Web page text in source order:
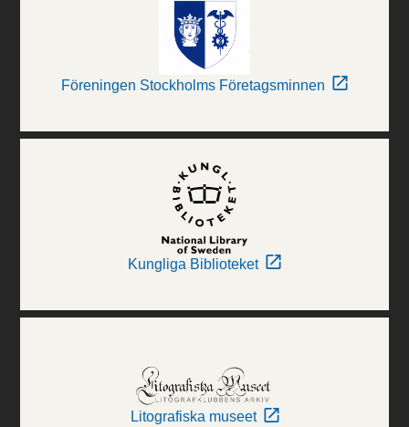
Föreningen Stockholms Företagsminnen
Kungliga Biblioteket
Litografiska museet